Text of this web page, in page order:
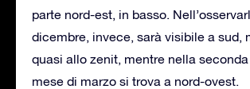
parte nord-est, in basso.
dicembre, invece, sarà visibile a sud,
quasi allo zenit, mentre nella
mese di marzo si trova a nord-ovest.